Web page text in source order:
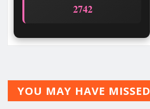
2742
YOU MAY HAVE MISSED